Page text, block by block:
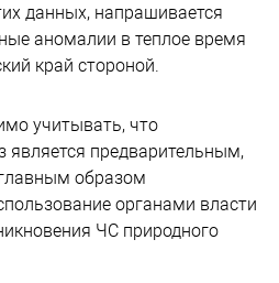
данных, напрашивается
аномалии в теплое время
край стороной.
учитывать, что
является предварительным,
образом
органами власти
ЧС природного